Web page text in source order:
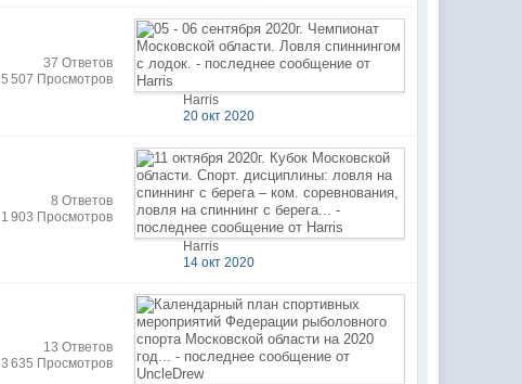
37 Ответов
5 507 Просмотров
Harris
20 окт 2020
8 Ответов
1 903 Просмотров
Harris
14 окт 2020
13 Ответов
3 635 Просмотров